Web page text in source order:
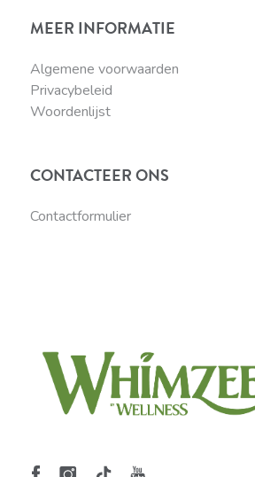
MEER INFORMATIE
Algemene voorwaarden
Privacybeleid
Woordenlijst
CONTACTEER ONS
Contactformulier